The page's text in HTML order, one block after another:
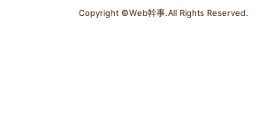
Copyright ©Web幹事.All Rights Reserved.